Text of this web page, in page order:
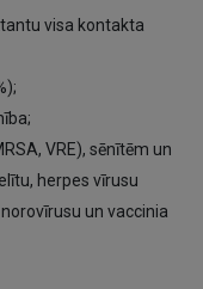
visa kontakta
VRE), sēnītēm un
herpes vīrusu
un vaccinia